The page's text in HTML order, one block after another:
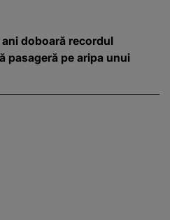
ani doboară recordul
pasageră pe aripa unui